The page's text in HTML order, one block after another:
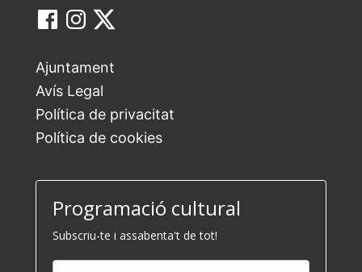
Ajuntament
Avís Legal
Política de privacitat
Política de cookies
Programació cultural
Subscriu-te i assabenta't de tot!